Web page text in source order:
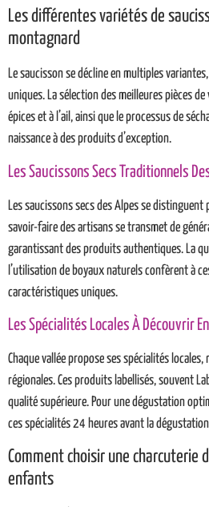
Les différentes variétés de
montagnard
Le saucisson se décline en multiples
uniques. La sélection des meilleures pièces
épices et à l’ail, ainsi que le processus de
naissance à des produits d’exception.
Les Saucissons Secs Traditionnels
Les saucissons secs des Alpes se
savoir-faire des artisans se transmet de
garantissant des produits authentiques. La
l’utilisation de boyaux naturels confèrent à
caractéristiques uniques.
Les Spécialités Locales À Découvrir
Chaque vallée propose ses spécialités
régionales. Ces produits labellisés, souvent
qualité supérieure. Pour une dégustation
ces spécialités 24 heures avant la
Comment choisir une charcuterie
enfants